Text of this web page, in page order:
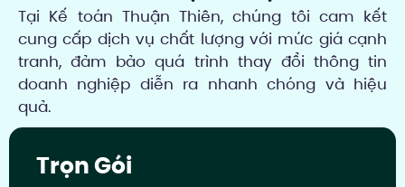
Tại Kế toán Thuận Thiên, chúng tôi cam kết
cung cấp dịch vụ chất lượng với mức giá cạnh
tranh, đảm bảo quá trình thay đổi thông tin
doanh nghiệp diễn ra nhanh chóng và hiệu
quả.
Trọn Gói